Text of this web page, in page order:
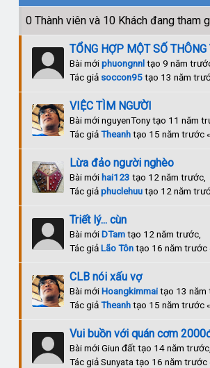
0 Thành viên và 10 Khách đang tham
TỔNG HỢP MỘT SỐ
Bài mớiphuongnnltạo 9 năm
Tác giả soccon95tạo 13 năm
VIỆC TÌM NGƯỜI
Bài mới nguyenTony tạo 11 năm
Tác giảTheanhtạo 15 năm trước «
Lừa đảo người nghèo
Bài mới hai123 tạo 12 năm trước,
Tác giảphuclehuutạo 12 năm
Triết lý... cùn
Bài mớiDTamtạo 12 năm trước,
Tác giảLão Tôntạo 16 năm trước
CLB nói xấu vợ
Bài mớiHoangkimmaitạo 13 năm
Tác giảTheanhtạo 15 năm trước «
Vui buồn với quán cơm
Bài mới Giun đất tạo 14 năm trước,
Tác giả Sunyata tạo 16 năm trước